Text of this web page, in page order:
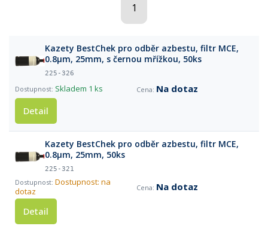
1
Kazety BestChek pro odběr azbestu, filtr MCE,
0.8µm, 25mm, s černou mřížkou, 50ks
225-326
Skladem 1 ks
Na dotaz
Detail
Kazety BestChek pro odběr azbestu, filtr MCE,
0.8µm, 25mm, 50ks
225-321
Dostupnost: na
dotaz
Na dotaz
Detail